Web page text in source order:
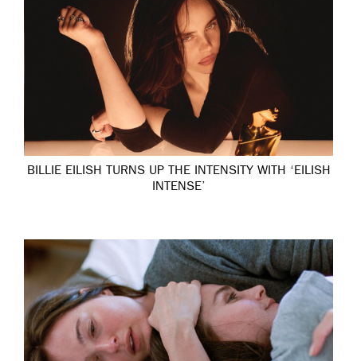
BILLIE EILISH TURNS UP THE INTENSITY WITH ‘EILISH
INTENSE’